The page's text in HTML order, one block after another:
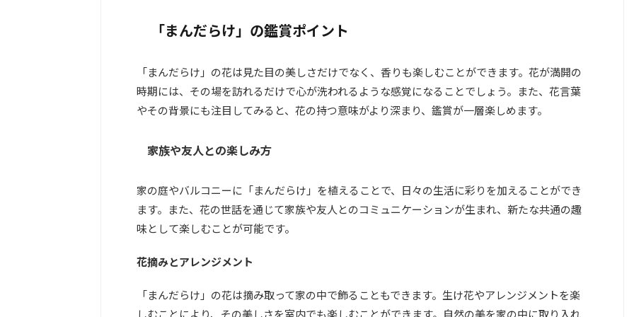
「まんだらけ」の鑑賞ポイント
「まんだらけ」の花は見た目の美しさだけでなく、香りも楽しむことができます。花が満開の
時期には、その場を訪れるだけで心が洗われるような感覚になることでしょう。また、花言葉
やその背景にも注目してみると、花の持つ意味がより深まり、鑑賞が一層楽しめます。
家族や友人との楽しみ方
家の庭やバルコニーに「まんだらけ」を植えることで、日々の生活に彩りを加えることができ
ます。また、花の世話を通じて家族や友人とのコミュニケーションが生まれ、新たな共通の趣
味として楽しむことが可能です。
花摘みとアレンジメント
「まんだらけ」の花は摘み取って家の中で飾ることもできます。生け花やアレンジメントを楽
しむことにより、その美しさを室内でも楽しむことができます。自然の美を家の中に取り入れ